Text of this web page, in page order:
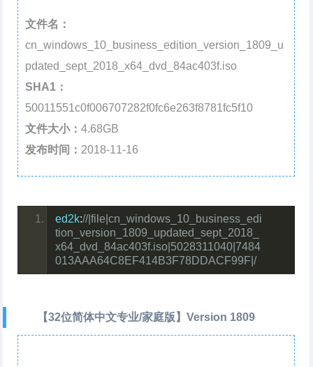
文件名：
cn_windows_10_business_edition_version_1809_u
pdated_sept_2018_x64_dvd_84ac403f.iso
SHA1：
50011551c0f006707282f0fc6e263f8781fc5f10
文件大小：4.68GB
发布时间： 2018-11-16
ed2k://|file|cn_windows_10_business_edi
tion_version_1809_updated_sept_2018_
x64_dvd_84ac403f.iso|5028311040|7484
013AAA64C8EF414B3F78DDACF99F|/
【32位简体中文专业/家庭版】Version 1809